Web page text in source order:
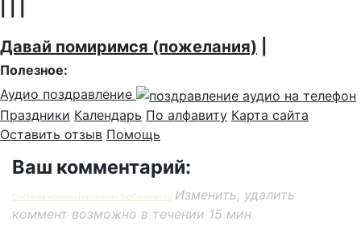
Давай помиримся (пожелания)
Полезное:
Аудио поздравление
Праздники Календарь По алфавиту Карта сайта
Оставить отзыв Помощь
Ваш комментарий:
Система комментирования SigComments
Изменить, удалить
коммент возможно в течении 15 мин